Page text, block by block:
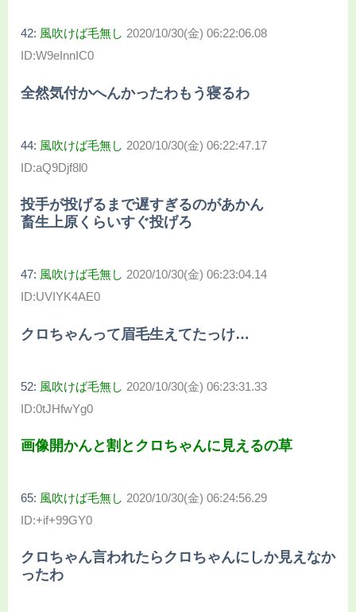
42: 風吹けば毛無し 2020/10/30(金) 06:22:06.08
ID:W9eInnIC0
全然気付かへんかったわもう寝るわ
44: 風吹けば毛無し 2020/10/30(金) 06:22:47.17
ID:aQ9Djf8l0
投手が投げるまで遅すぎるのがあかん
畜生上原くらいすぐ投げろ
47: 風吹けば毛無し 2020/10/30(金) 06:23:04.14
ID:UVIYK4AE0
クロちゃんって眉毛生えてたっけ…
52: 風吹けば毛無し 2020/10/30(金) 06:23:31.33
ID:0tJHfwYg0
画像開かんと割とクロちゃんに見えるの草
65: 風吹けば毛無し 2020/10/30(金) 06:24:56.29
ID:+if+99GY0
クロちゃん言われたらクロちゃんにしか見えなか
ったわ